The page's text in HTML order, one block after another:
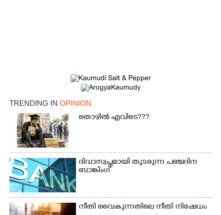
TRENDING IN OPINION
തൊഴിൽ എവിടെ???
ദിവാസ്വപ്നമായി തുടരുന്ന പഞ്ചദിന
ബാങ്കിംഗ്
നീതി വൈകുന്നതിലെ നീതി നിഷേധം